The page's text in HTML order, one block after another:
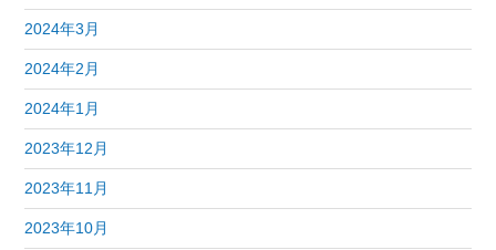
2024年3月
2024年2月
2024年1月
2023年12月
2023年11月
2023年10月